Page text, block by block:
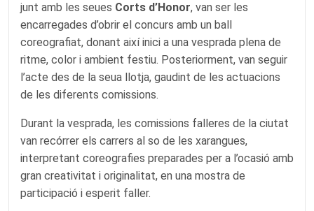
junt amb les seues Corts d’Honor, van ser les
encarregades d’obrir el concurs amb un ball
coreografiat, donant així inici a una vesprada plena de
ritme, color i ambient festiu. Posteriorment, van seguir
l’acte des de la seua llotja, gaudint de les actuacions
de les diferents comissions.
Durant la vesprada, les comissions falleres de la ciutat
van recórrer els carrers al so de les xarangues,
interpretant coreografies preparades per a l’ocasió amb
gran creativitat i originalitat, en una mostra de
participació i esperit faller.